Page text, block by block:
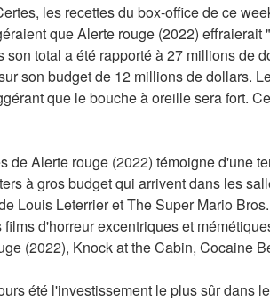
les recettes du box-office de ce
que Alerte rouge (2022)
son total a été rapporté à 27 millions de
son budget de 12 millions de dollars.
que le bouche à oreille sera fort.
de Alerte rouge (2022) témoigne d'une
à gros budget qui arrivent dans les
Louis Leterrier et The Super Mario
d'horreur excentriques et
(2022), Knock at the Cabin, Cocaine
été l'investissement le plus sûr dans